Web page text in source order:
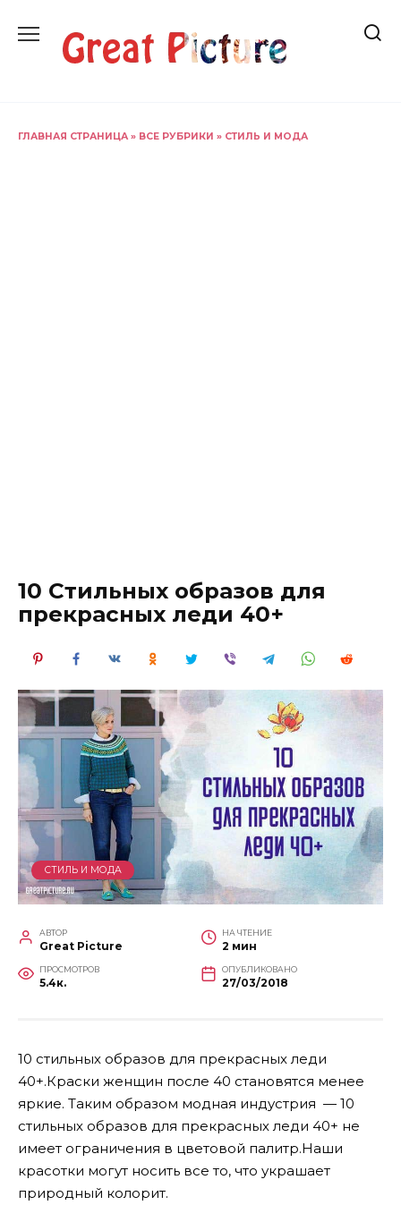
содержанию
ГЛАВНАЯ СТРАНИЦА » ВСЕ РУБРИКИ » СТИЛЬ И МОДА
10 Стильных образов для
прекрасных леди 40+
СТИЛЬ И МОДА
АВТОР
Great Picture
НА ЧТЕНИЕ
2 мин
ПРОСМОТРОВ
5.4к.
ОПУБЛИКОВАНО
27/03/2018
10 стильных образов для прекрасных леди
40+.Краски женщин после 40 становятся менее
яркие. Таким образом модная индустрия — 10
стильных образов для прекрасных леди 40+ не
имеет ограничения в цветовой палитр.Наши
красотки могут носить все то, что украшает
природный колорит.